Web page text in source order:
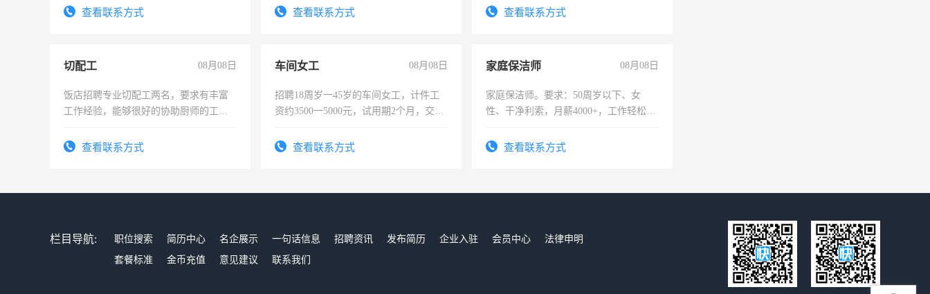
宿，免费发放劳保用品，两班倒，每月
查看联系方式 查看联系方式 查看联系方式
切配工 08月08日
饭店招聘专业切配工两名，要求有丰富
工作经验，能够很好的协助厨师的工
4500。查看联系方式
车间女工 08月08日
招聘18周岁一45岁的车间女工，计件工
资约3500一5000元，试用期2个月，交五
查看联系方式
家庭保洁师 08月08日
家庭保洁师。要求：50周岁以下、女
性、干净利索，月薪4000+，工作轻松，
太太等。查看联系方式
栏目导航: 职位搜索 简历中心 名企展示 一句话信息 招聘资讯 发布简历 企业入驻 会员中心
法律申明
套餐标准
金币充值 意见建议 联系我们